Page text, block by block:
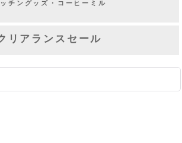
チングッズ・コーヒーミル
リアランスセール